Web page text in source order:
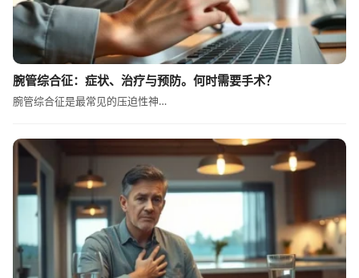
腕管综合征：症状、治疗与预防。何时需要手术？
腕管综合征是最常见的压迫性神…